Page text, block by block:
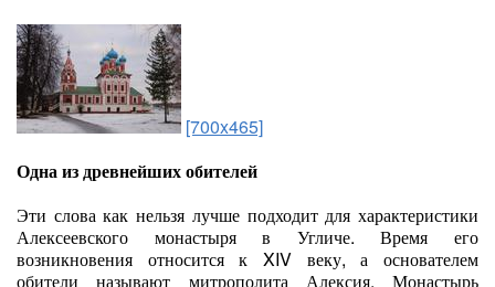
[700x465]
Одна из древнейших обителей
Эти слова как нельзя лучше подходит для характеристики
Алексеевского монастыря в Угличе. Время его
возникновения относится к XIV веку, а основателем
обители называют митрополита Алексия. Монастырь